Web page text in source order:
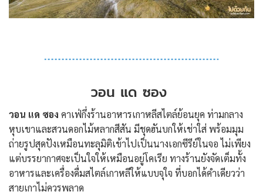
วอน แด ซอง
วอน แด ซอง คาเฟ่กึ่งร้านอาหารเกาหลีสไตล์ย้อนยุค ท่ามกลาง
หุบเขาและสวนดอกไม้หลากสีสัน มีชุดฮันบกให้เช่าใส่ พร้อมมุม
ถ่ายรูปสุดปังเหมือนทะลุมิติเข้าไปเป็นนางเอกซีรีย์ในจอ ไม่เพียง
แต่บรรยากาศจะเป็นใจให้เหมือนอยู่โคเรีย ทางร้านยังจัดเต็มทั้ง
อาหารและเครื่องดื่มสไตล์เกาหลีให้แบบจุใจ ที่บอกได้คำเดียวว่า
สายเกาไม่ควรพลาด